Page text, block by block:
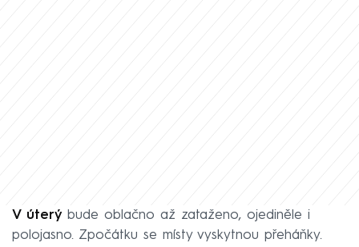
V úterýbude oblačno až zataženo, ojediněle i
polojasno. Zpočátku se místy vyskytnou přeháňky.